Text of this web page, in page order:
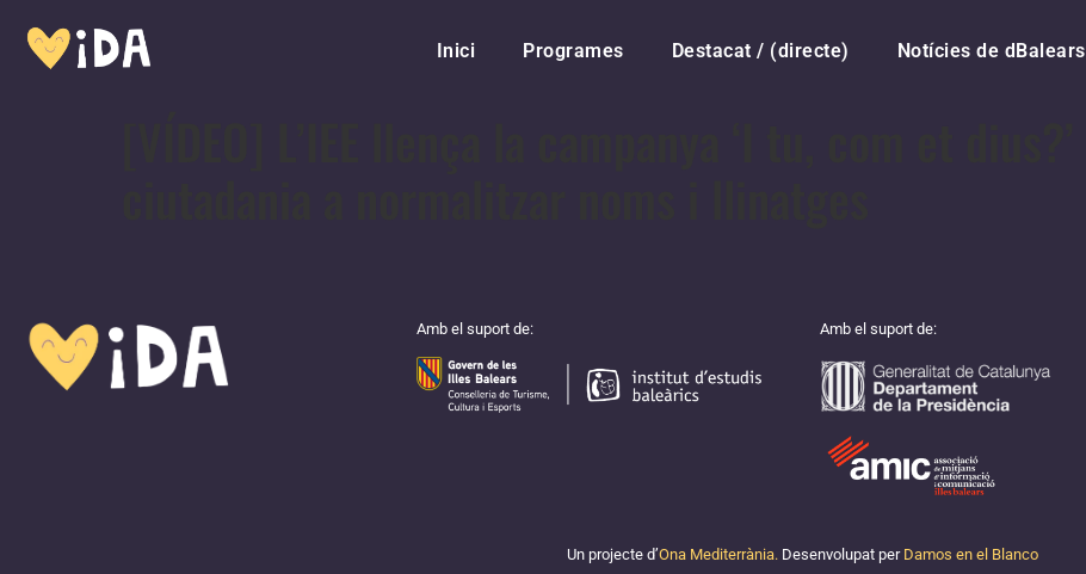
Inici Programes Destacat / (directe) Notícies de dBalears
Amb el suport de: Amb el suport de:
Un projecte d’Ona Mediterrània.Desenvolupat per Damos en el Blanco